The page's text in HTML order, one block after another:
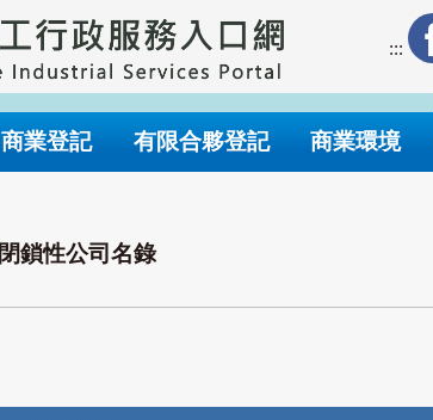
:::
商業登記 有限合夥登記 商業環境
閉鎖性公司名錄